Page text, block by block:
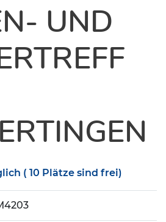
UND
( 10 Plätze sind frei)